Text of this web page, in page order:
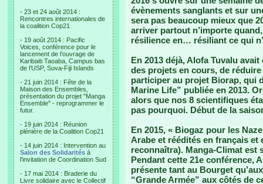
- 23 et 24 août 2014 :
Rencontres internationales de
la coalition Cop21
- 19 août 2014 : Pacific
Voices, conférence pour le
lancement de l'ouvrage de
Karibaiti Taoaba, Campus bas
de l'USP, Suva-Fiji Islands
- 21 juin 2014 : Fête de la
Maison des Ensembles,
présentation du projet "Manga
Ensemble" - reprogrammer le
futur.
- 19 juin 2014 : Réunion
plénière de la Coalition Cop21
- 14 juin 2014 : Intervention au
Salon des Solidarités à
l'invitation de Coordination Sud
- 17 mai 2014 : Braderie du
Livre solidaire avec le Collectif
évènements sanglants et sur
sera pas beaucoup mieux que
arriver partout n’importe
résilience en… résiliant ce qui
En 2013 déjà, Alofa Tuvalu
des projets en cours, de
participer au projet Biorap, qui
Marine Life” publiée en 2013.
alors que nos 8 scientifiques
pas pourquoi. Début de la
En 2015, « Biogaz pour les
Arabe et réédités en français et
reconnaîtra). Manga-Climat est
Pendant cette 21e conférence,
présente tant au Bourget
“Grande Armée” aux côtés de